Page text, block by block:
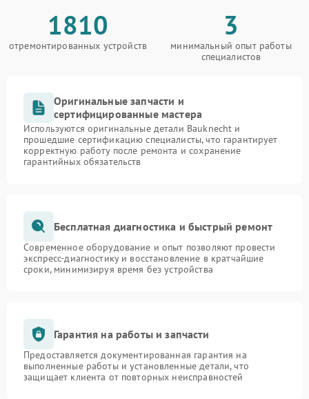
1810
отремонтированных устройств
3
минимальный опыт работы
специалистов
Оригинальные запчасти и
сертифицированные мастера
Используются оригинальные детали Bauknecht и
прошедшие сертификацию специалисты, что гарантирует
корректную работу после ремонта и сохранение
гарантийных обязательств
Бесплатная диагностика и быстрый ремонт
Современное оборудование и опыт позволяют провести
экспресс-диагностику и восстановление в кратчайшие
сроки, минимизируя время без устройства
Гарантия на работы и запчасти
Предоставляется документированная гарантия на
выполненные работы и установленные детали, что
защищает клиента от повторных неисправностей